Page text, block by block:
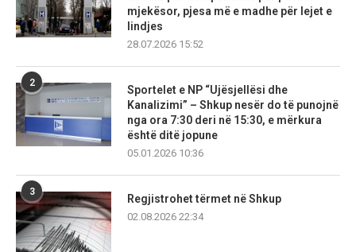
mjekësor, pjesa më e madhe për lejet e
lindjes
28.07.2026 15:52
2
Sportelet e NP “Ujësjellësi dhe
Kanalizimi” – Shkup nesër do të punojnë
nga ora 7:30 deri në 15:30, e mërkura
është ditë jopune
05.01.2026 10:36
3
Regjistrohet tërmet në Shkup
02.08.2026 22:34